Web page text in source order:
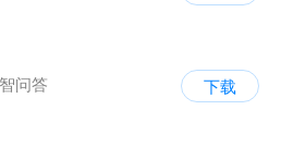
问答
下载